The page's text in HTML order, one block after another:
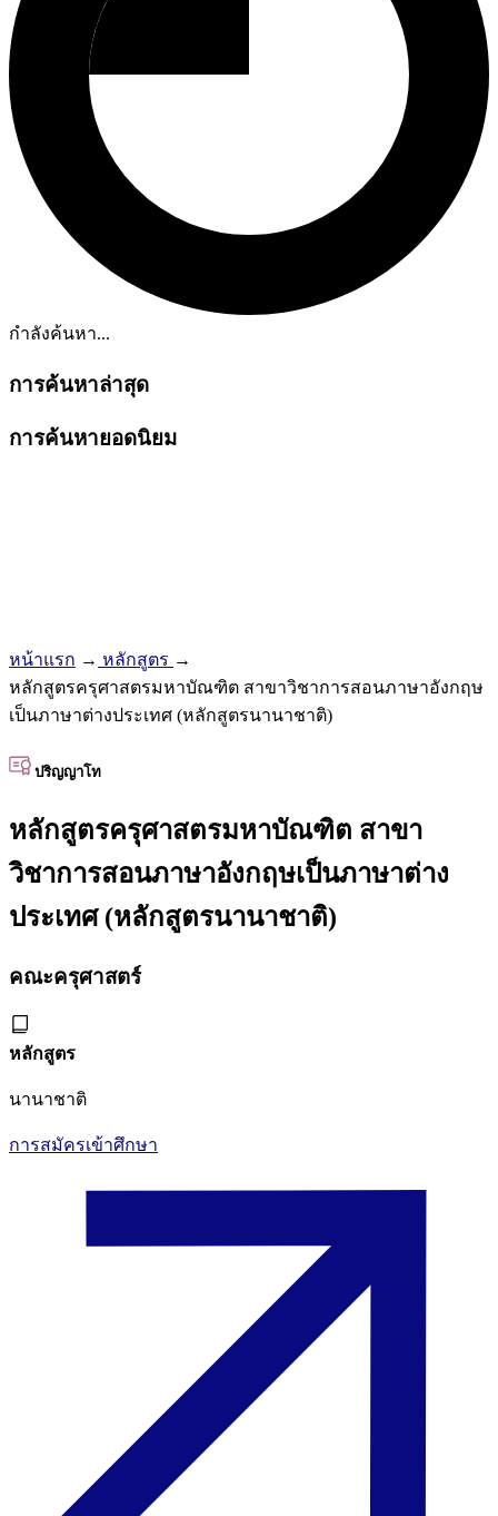
กำลังค้นหา...
การค้นหาล่าสุด
การค้นหายอดนิยม
หน้าแรก → หลักสูตร →
หลักสูตรครุศาสตรมหาบัณฑิต สาขาวิชาการสอนภาษาอังกฤษ
เป็นภาษาต่างประเทศ (หลักสูตรนานาชาติ)
ปริญญาโท
หลักสูตรครุศาสตรมหาบัณฑิต สาขา
วิชาการสอนภาษาอังกฤษเป็นภาษาต่าง
ประเทศ (หลักสูตรนานาชาติ)
คณะครุศาสตร์
หลักสูตร
นานาชาติ
การสมัครเข้าศึกษา